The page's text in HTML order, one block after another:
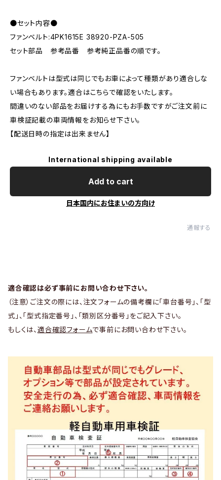
●セット内容●
ファンベルト:4PK1615E 38920-PZA-505
セット部品 参考品番 参考純正品番の順です。
ファンベルトは型式は同じでもお車によって種類があり適合しな
い場合もあります。適合はこちらで確認をいたします。
間違いのない部品をお届けする為にもお手数ですがご注文前に
車検証記載の車両情報をお知らせ下さい。
【配送日時の指定は出来ません】
International shipping available
Add to cart
日本国内にお住まいの方向け
通報する
適合確認は必ず事前にお問い合わせ下さい。
（注意）ご注文の際には、注文フォームの備考欄に「車台番号」、「型
式」、「型式指定番号」、「類別区分番号」をご記入下さい。
もしくは、 適合確認フォームで事前にお問い合わせ下さい。